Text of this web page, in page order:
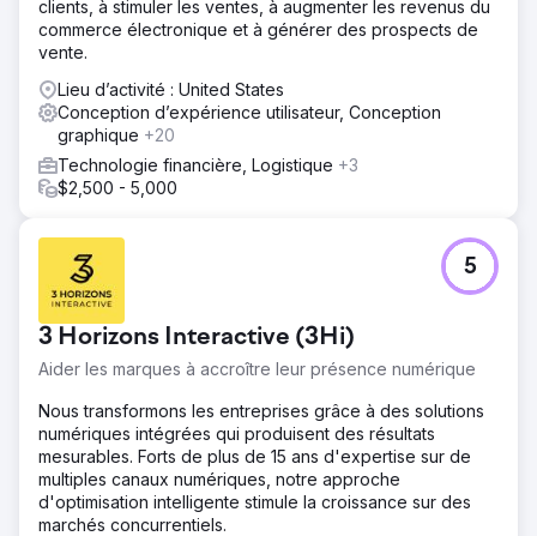
clients, à stimuler les ventes, à augmenter les revenus du
commerce électronique et à générer des prospects de
vente.
Lieu d’activité : United States
Conception d’expérience utilisateur, Conception
graphique +20
Technologie financière, Logistique +3
$2,500 - 5,000
3 Horizons Interactive (3Hi)
Aider les marques à accroître leur présence numérique
5
Nous transformons les entreprises grâce à des solutions
numériques intégrées qui produisent des résultats
mesurables. Forts de plus de 15 ans d'expertise sur de
multiples canaux numériques, notre approche
d'optimisation intelligente stimule la croissance sur des
marchés concurrentiels.